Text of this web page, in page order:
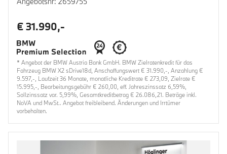
€ 31.990,-
* Angebot der BMW Austria Bank GmbH. BMW Zielratenkredit für das
Fahrzeug BMW X2 sDrive18d, Anschaffungswert € 31.990,-, Anzahlung €
9.597,-, Laufzeit 36 Monate, monatliche Kreditrate € 273,09, Zielrate €
15.995,-, Bearbeitungsgebühr € 260,00, eff. Jahreszinssatz 6,59%,
Sollzinssatz var. 5,99%, Gesamtkreditbetrag € 26.086,21. Beträge inkl.
NoVA und MwSt.. Angebot freibleibend. Änderungen und Irrtümer
vorbehalten.